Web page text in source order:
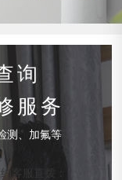
询
服务
测、加氟等
客服直拨：